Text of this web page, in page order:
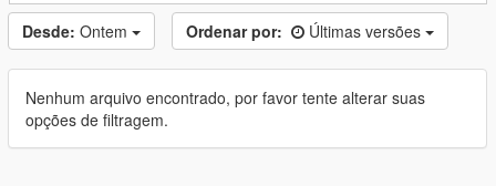
Desde: Ontem Ordenar por: Últimas versões
Nenhum arquivo encontrado, por favor tente alterar suas
opções de filtragem.